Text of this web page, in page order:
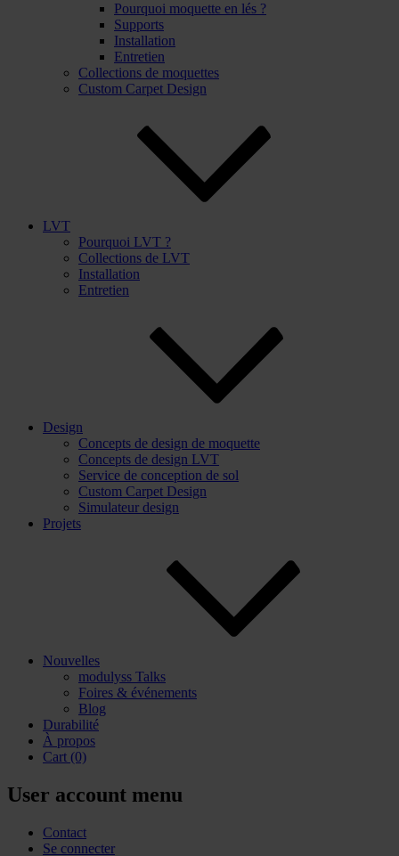
Pourquoi moquette en lés ?
Supports
Installation
Entretien
Collections de moquettes
Custom Carpet Design
LVT
Pourquoi LVT ?
Collections de LVT
Installation
Entretien
Design
Concepts de design de moquette
Concepts de design LVT
Service de conception de sol
Custom Carpet Design
Simulateur design
Projets
Nouvelles
modulyss Talks
Foires & événements
Blog
Durabilité
À propos
Cart (0)
User account menu
Contact
Se connecter